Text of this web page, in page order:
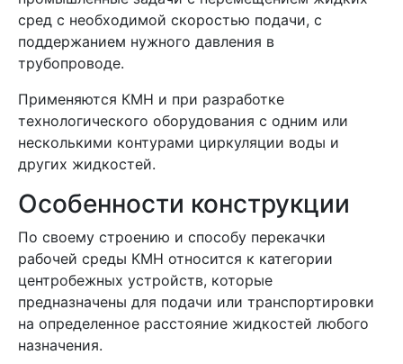
сред с необходимой скоростью подачи, с
поддержанием нужного давления в
трубопроводе.
Применяются КМН и при разработке
технологического оборудования с одним или
несколькими контурами циркуляции воды и
других жидкостей.
Особенности конструкции
По своему строению и способу перекачки
рабочей среды КМН относится к категории
центробежных устройств, которые
предназначены для подачи или транспортировки
на определенное расстояние жидкостей любого
назначения.